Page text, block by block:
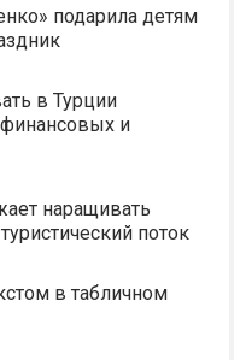
подарила детям
в Турции
и
наращивать
поток
в табличном